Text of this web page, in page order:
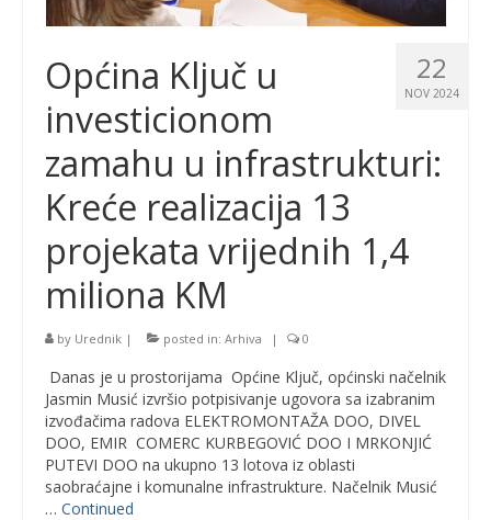
22
NOV 2024
Općina Ključ u
investicionom
zamahu u infrastrukturi:
Kreće realizacija 13
projekata vrijednih 1,4
miliona KM
by Urednik | posted in: Arhiva | 0
Danas je u prostorijama Općine Ključ, općinski načelnik
Jasmin Musić izvršio potpisivanje ugovora sa izabranim
izvođačima radova ELEKTROMONTAŽA DOO, DIVEL
DOO, EMIR COMERC KURBEGOVIĆ DOO I MRKONJIĆ
PUTEVI DOO na ukupno 13 lotova iz oblasti
saobraćajne i komunalne infrastrukture. Načelnik Musić
… Continued